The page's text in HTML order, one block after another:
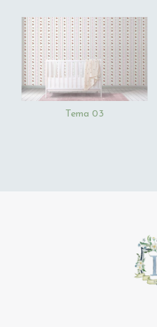
Tema 03